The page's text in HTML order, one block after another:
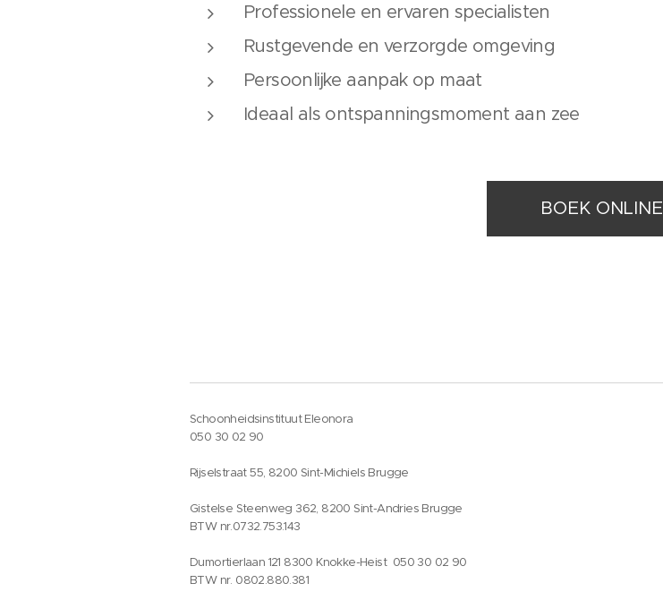
Professionele en ervaren specialisten
Rustgevende en verzorgde omgeving
Persoonlijke aanpak op maat
Ideaal als ontspanningsmoment aan zee
BOEK ONLINE
Schoonheidsinstituut Eleonora
050 30 02 90
Rijselstraat 55, 8200 Sint-Michiels Brugge
Gistelse Steenweg 362, 8200 Sint-Andries Brugge
BTW nr.0732.753.143
Dumortierlaan 121 8300 Knokke-Heist 050 30 02 90
BTW nr. 0802.880.381